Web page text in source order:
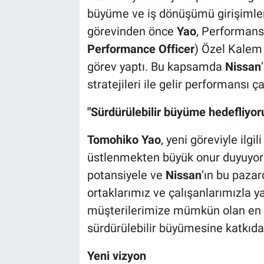
büyüme ve iş dönüşümü
görevinden önce Yao,
Performance Officer) Özel
görev yaptı. Bu kapsamda Nissan
stratejileri ile gelir performansı
"Sürdürülebilir büyüme
Tomohiko Yao, yeni göreviyle ilgili
üstlenmekten büyük onur
potansiyele ve Nissan’ın bu
ortaklarımız ve çalışanlarımızla
müşterilerimize mümkün olan
sürdürülebilir büyümesine
Yeni vizyon